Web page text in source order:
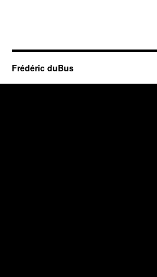
Frédéric duBus